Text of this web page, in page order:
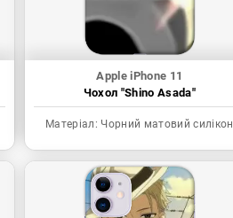
Apple iPhone 11
Чохол "Shino Asada"
Матеріал: Чорний матовий силікон